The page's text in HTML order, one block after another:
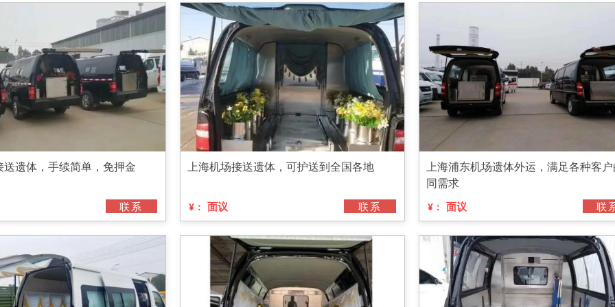
遗体，手续简单，免押金
联系
上海机场接送遗体，可护送到全国各地
¥： 面议 联系
上海浦东机场遗体外运，满足各种客
同需求
¥： 面议 联